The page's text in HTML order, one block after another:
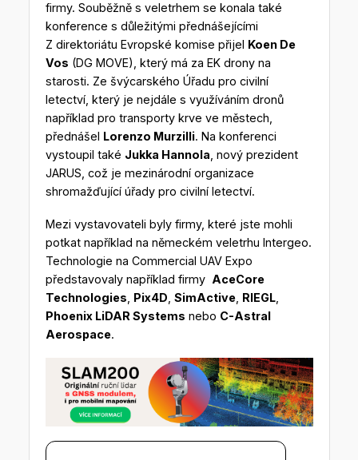
firmy. Souběžně s veletrhem se konala také
konference s důležitými přednášejícími
Z direktoriátu Evropské komise přijel Koen De
Vos (DG MOVE), který má za EK drony na
starosti. Ze švýcarského Úřadu pro civilní
letectví, který je nejdále s využíváním dronů
například pro transporty krve ve městech,
přednášel Lorenzo Murzilli. Na konferenci
vystoupil také Jukka Hannola , nový prezident
JARUS, což je mezinárodní organizace
shromažďující úřady pro civilní letectví.
Mezi vystavovateli byly firmy, které jste mohli
potkat například na německém veletrhu Intergeo.
Technologie na Commercial UAV Expo
představovaly například firmy AceCore
Technologies Pix4D SimActive, RIEGL,
Phoenix LiDAR Systems nebo C-Astral
Aerospace.